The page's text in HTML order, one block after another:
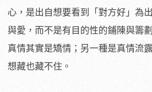
心，是出自想要看到「對方好」為
與愛，而不是有目的性的鋪陳與籌
真情其實是矯情；另一種是真情流
想藏也藏不住。